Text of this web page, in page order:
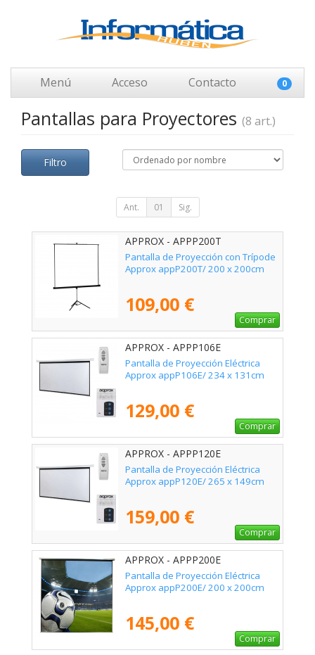
Menú Acceso Contacto 0
Pantallas para Proyectores (8 art.)
Filtro
Ant. 01 Sig.
APPROX - APPP200T
Pantalla de Proyección con Trípode
Approx appP200T/ 200 x 200cm
109,00 €
Comprar
APPROX - APPP106E
Pantalla de Proyección Eléctrica
Approx appP106E/ 234 x 131cm
129,00 €
Comprar
APPROX - APPP120E
Pantalla de Proyección Eléctrica
Approx appP120E/ 265 x 149cm
159,00 €
Comprar
APPROX - APPP200E
Pantalla de Proyección Eléctrica
Approx appP200E/ 200 x 200cm
145,00 €
Comprar